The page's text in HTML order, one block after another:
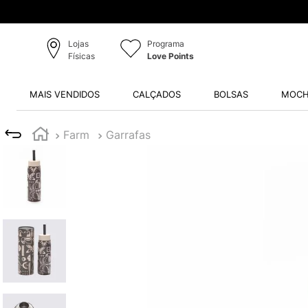
Lojas
Físicas
Programa
Love Points
MAIS VENDIDOS CALÇADOS BOLSAS
Farm Garrafas